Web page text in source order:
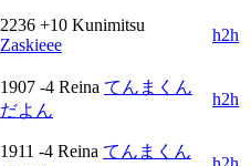
2236 +10 Kunimitsu
Zaskieee
h2h
1907 -4 Reina てんまくん
だよん
h2h
1911 -4 Reina てんまくん